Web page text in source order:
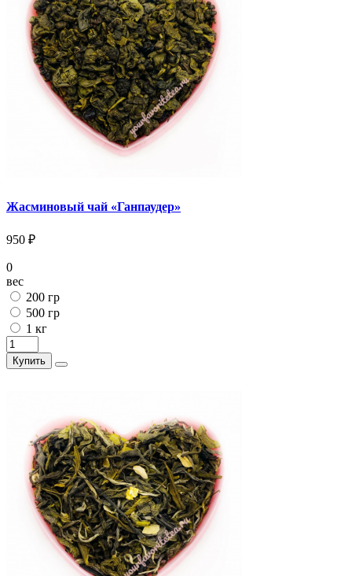
Жасминовый чай «Ганпаудер»
950 ₽
0
вес
200 гр
500 гр
1 кг
Купить